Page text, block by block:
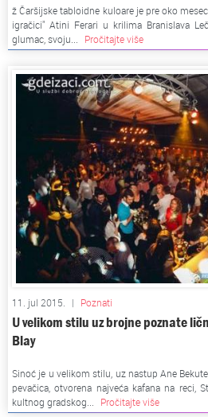
ž Čaršijske tabloidne kuloare je pre oko
igračici" Atini Ferari u krilima Branislava
glumac, svoju...
Pročitajte više
11. jul 2015. | Poznati
U velikom stilu uz brojne poznate
Blay
Sinoć je u velikom stilu, uz nastup Ane
pevačica, otvorena najveća kafana na reci,
kultnog gradskog...
Pročitajte više